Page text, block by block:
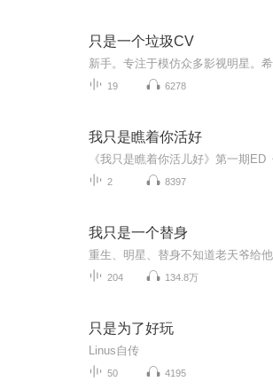
只是一个垃圾CV
19 6278
我只是瞧着你活好
2 8397
我只是一个替身
204 134.8万
只是为了好玩
Linus自传
50 4195